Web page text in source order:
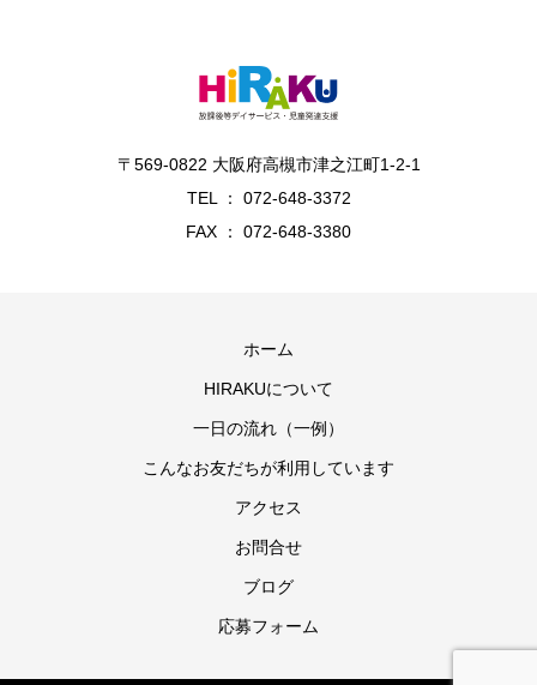
〒569-0822 大阪府高槻市津之江町1-2-1
TEL ： 072-648-3372
FAX ： 072-648-3380
ホーム
HIRAKUについて
一日の流れ（一例）
こんなお友だちが利用しています
アクセス
お問合せ
ブログ
応募フォーム